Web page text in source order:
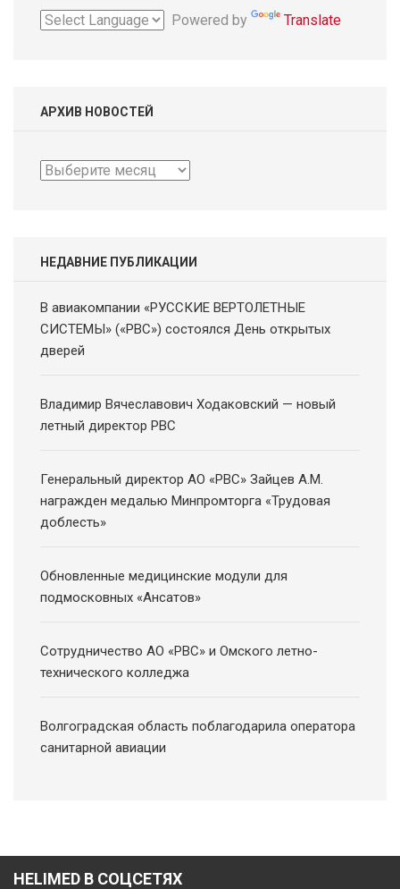
Powered by Translate
АРХИВ НОВОСТЕЙ
Архив
НЕДАВНИЕ ПУБЛИКАЦИИ
В авиакомпании «РУССКИЕ ВЕРТОЛЕТНЫЕ
СИСТЕМЫ» («РВС») состоялся День открытых
дверей
Владимир Вячеславович Ходаковский — новый
летный директор РВС
Генеральный директор АО «РВС» Зайцев А.М.
награжден медалью Минпромторга «Трудовая
доблесть»
Обновленные медицинские модули для
подмосковных «Ансатов»
Сотрудничество АО «РВС» и Омского летно-
технического колледжа
Волгоградская область поблагодарила оператора
санитарной авиации
HELIMED В СОЦСЕТЯХ